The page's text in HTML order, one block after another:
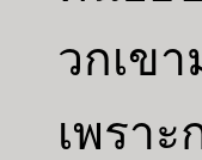
วกเข
เพรา